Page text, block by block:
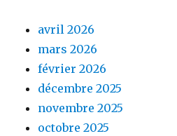
avril 2026
mars 2026
février 2026
décembre 2025
novembre 2025
octobre 2025